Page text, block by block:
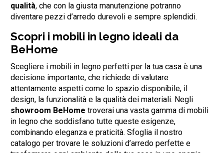
qualità, che con la giusta manutenzione potranno
diventare pezzi d’arredo durevoli e sempre splendidi.
Scopri i mobili in legno ideali da
BeHome
Scegliere i mobili in legno perfetti per la tua casa è una
decisione importante, che richiede di valutare
attentamente aspetti come lo spazio disponibile, il
design, la funzionalità e la qualità dei materiali. Negli
showroom BeHome troverai una vasta gamma di mobili
in legno che soddisfano tutte queste esigenze,
combinando eleganza e praticità. Sfoglia il nostro
catalogo per trovare le soluzioni d’arredo perfette e